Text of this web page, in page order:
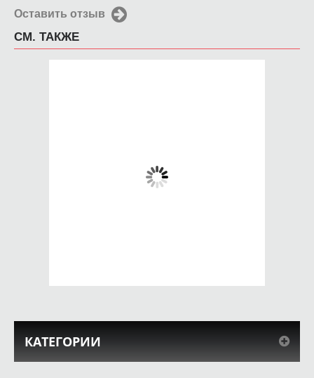
Оставить отзыв
СМ. ТАКЖЕ
КАТЕГОРИИ